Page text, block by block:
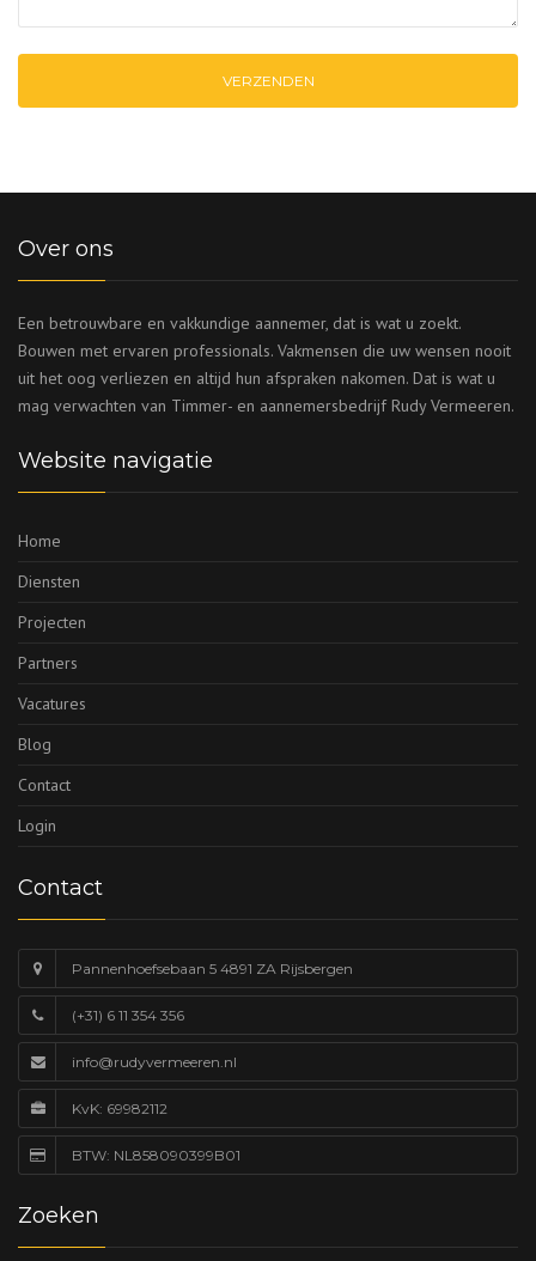
Over ons
Een betrouwbare en vakkundige aannemer, dat is wat u zoekt.
Bouwen met ervaren professionals. Vakmensen die uw wensen nooit
uit het oog verliezen en altijd hun afspraken nakomen. Dat is wat u
mag verwachten van Timmer- en aannemersbedrijf Rudy Vermeeren.
Website navigatie
Home
Diensten
Projecten
Partners
Vacatures
Blog
Contact
Login
Contact
Pannenhoefsebaan 5 4891 ZA Rijsbergen
(+31) 6 11 354 356
info@rudyvermeeren.nl
KvK: 69982112
BTW: NL858090399B01
Zoeken